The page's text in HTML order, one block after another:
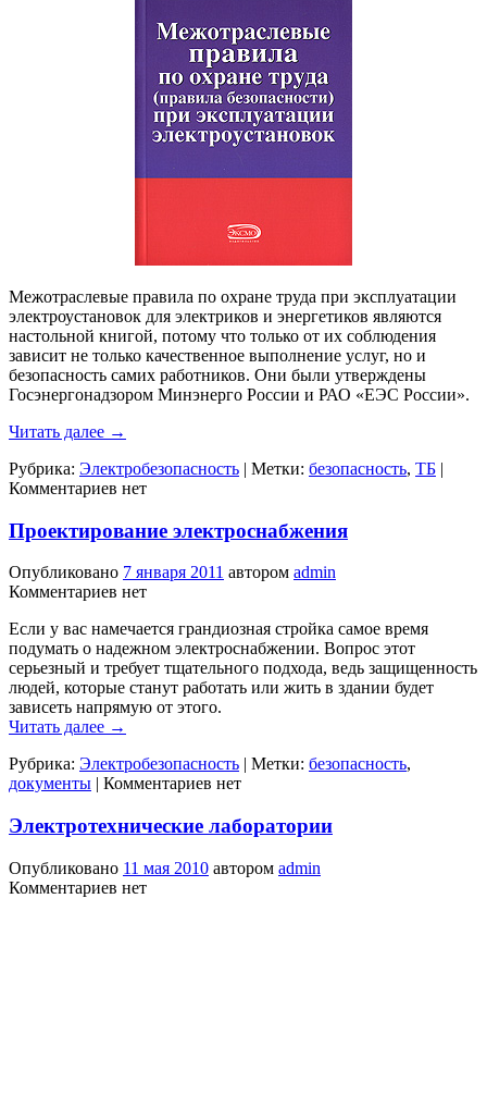
Межотраслевые правила по охране труда при эксплуатации
электроустановок для электриков и энергетиков являются
настольной книгой, потому что только от их соблюдения
зависит не только качественное выполнение услуг, но и
безопасность самих работников. Они были утверждены
Госэнергонадзором Минэнерго России и РАО «ЕЭС России».
Читать далее →
Рубрика: Электробезопасность | Метки: безопасность, ТБ |
Комментариев нет
Проектирование электроснабжения
Опубликовано 7 января 2011 автором admin
Комментариев нет
Если у вас намечается грандиозная стройка самое время
подумать о надежном электроснабжении. Вопрос этот
серьезный и требует тщательного подхода, ведь защищенность
людей, которые станут работать или жить в здании будет
зависеть напрямую от этого.
Читать далее →
Рубрика: Электробезопасность | Метки: безопасность,
документы | Комментариев нет
Электротехнические лаборатории
Опубликовано 11 мая 2010 автором admin
Комментариев нет